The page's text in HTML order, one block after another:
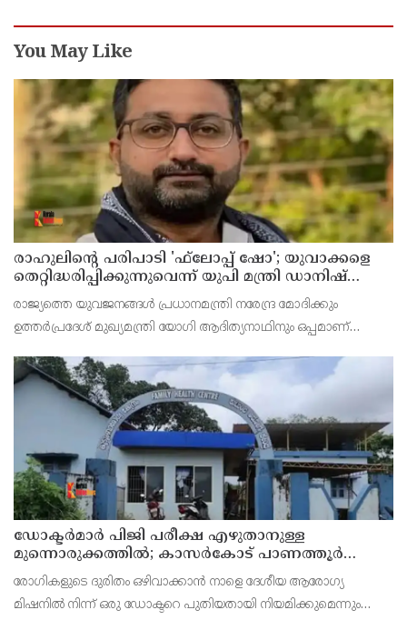
You May Like
രാഹുലിന്റെ പരിപാടി 'ഫ്‌ലോപ്പ് ഷോ'; യുവാക്കളെ
തെറ്റിദ്ധരിപ്പിക്കുന്നുവെന്ന് യുപി മന്ത്രി ഡാനിഷ്
രാജ്യത്തെ യുവജനങ്ങള്‍ പ്രധാനമന്ത്രി നരേന്ദ്ര മോദിക്കും
ഉത്തര്‍പ്രദേശ് മുഖ്യമന്ത്രി യോഗി ആദിത്യനാഥിനും ഒപ്പമാണ്
ഡോക്ടര്‍മാര്‍ പിജി പരീക്ഷ എഴുതാനുള്ള
മുന്നൊരുക്കത്തില്‍; കാസര്‍കോട് പാണത്തൂര്‍
കുടുംബാരോഗ്യ കേന്ദ്രം അടച്ചുപൂട്ടി
രോഗികളുടെ ദുരിതം ഒഴിവാക്കാന്‍ നാളെ ദേശീയ ആരോഗ്യ
മിഷനില്‍ നിന്ന് ഒരു ഡോക്ടറെ പുതിയതായി നിയമിക്കുമെന്നും